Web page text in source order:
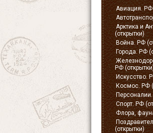
Авиация. РФ
Арктика и
(открытки)
Война. РФ
Города. РФ
РФ
Искусство.
Космос. РФ
Спорт. РФ
Флора,
(открытки)